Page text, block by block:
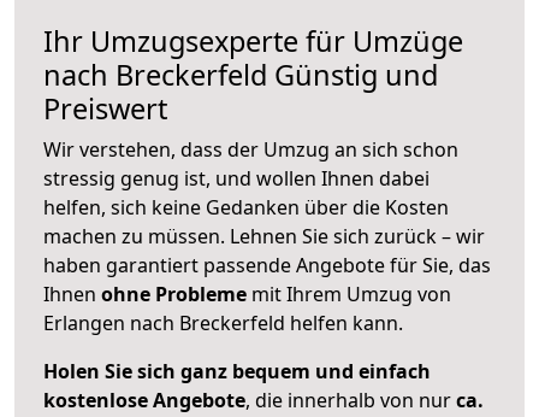
Ihr Umzugsexperte für Umzüge
nach Breckerfeld Günstig und
Preiswert
Wir verstehen, dass der Umzug an sich schon
stressig genug ist, und wollen Ihnen dabei
helfen, sich keine Gedanken über die Kosten
machen zu müssen. Lehnen Sie sich zurück – wir
haben garantiert passende Angebote für Sie, das
Ihnen ohne Probleme mit Ihrem Umzug von
Erlangen nach Breckerfeld helfen kann.
Holen Sie sich ganz bequem und einfach
kostenlose Angebote, die innerhalb von nurca.